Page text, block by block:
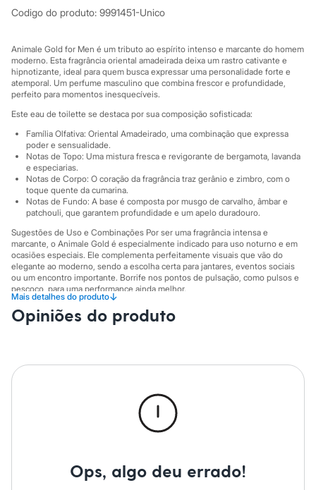
Sandálias
Tênis
Marcas
City
Clock House
Mindset
Yessica
Moda esportiva
Acessórios
Blusas
Calçados
Leggings
Shorts e Bermudas
Tops
Moda íntima
Calcinhas
Cintas e Modeladores
Meias
Pijamas
Sutiãs e Tops
Moda praia
Biquínis
Maiôs
Blusas e Camisetas
Codigo do produto: 9991451-Unico
Animale Gold for Men é um tributo ao espírito intenso e marcante do homem
moderno. Esta fragrância oriental amadeirada deixa um rastro cativante e
hipnotizante, ideal para quem busca expressar uma personalidade forte e
atemporal. Um perfume masculino que combina frescor e profundidade,
perfeito para momentos inesquecíveis.
Este eau de toilette se destaca por sua composição sofisticada:
Família Olfativa: Oriental Amadeirado, uma combinação que expressa
poder e sensualidade.
Notas de Topo: Uma mistura fresca e revigorante de bergamota, lavanda
e especiarias.
Notas de Corpo: O coração da fragrância traz gerânio e zimbro, com o
toque quente da cumarina.
Notas de Fundo: A base é composta por musgo de carvalho, âmbar e
patchouli, que garantem profundidade e um apelo duradouro.
Sugestões de Uso e Combinações Por ser uma fragrância intensa e
marcante, o Animale Gold é especialmente indicado para uso noturno e em
ocasiões especiais. Ele complementa perfeitamente visuais que vão do
elegante ao moderno, sendo a escolha certa para jantares, eventos sociais
ou um encontro importante. Borrife nos pontos de pulsação, como pulsos e
pescoço, para uma performance ainda melhor.
A gente se encontra na C&A! ❤
Sugestão de uso: para usar a noite
Mais detalhes do produto↓
Informacoes gerais:
Opiniões do produto
Ops, algo deu errado!